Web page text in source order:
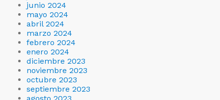
junio 2024
mayo 2024
abril 2024
marzo 2024
febrero 2024
enero 2024
diciembre 2023
noviembre 2023
octubre 2023
septiembre 2023
agosto 2023